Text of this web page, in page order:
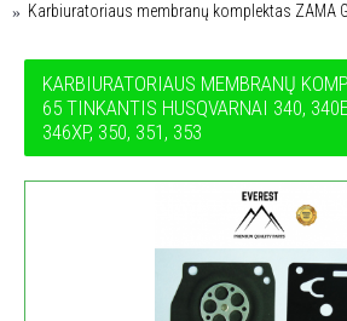
Karbiuratoriaus membranų komplektas ZAMA
KARBIURATORIAUS MEMBRANŲ
65 TINKANTIS HUSQVARNAI 340,
346XP, 350, 351, 353